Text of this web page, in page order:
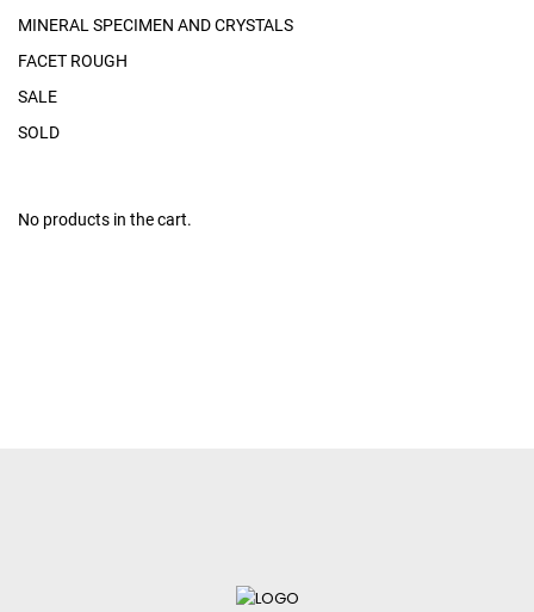
MINERAL SPECIMEN AND CRYSTALS
FACET ROUGH
SALE
SOLD
No products in the cart.